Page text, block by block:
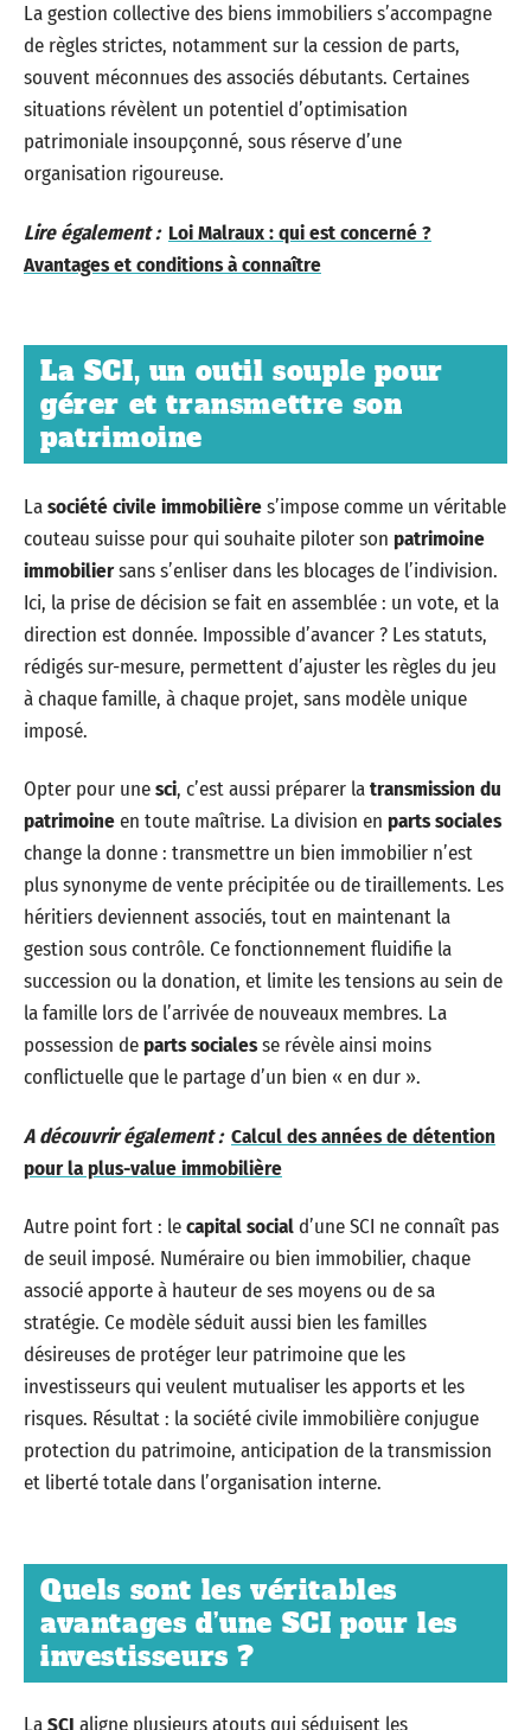
La gestion collective des biens immobiliers s’accompagne
de règles strictes, notamment sur la cession de parts,
souvent méconnues des associés débutants. Certaines
situations révèlent un potentiel d’optimisation
patrimoniale insoupçonné, sous réserve d’une
organisation rigoureuse.
Lire également : Loi Malraux : qui est concerné ?
Avantages et conditions à connaître
La SCI, un outil souple pour
gérer et transmettre son
patrimoine
Lasociété civile immobilières’impose comme un véritable
couteau suisse pour qui souhaite piloter son patrimoine
immobiliersans s’enliser dans les blocages de l’indivision.
Ici, la prise de décision se fait en assemblée : un vote, et la
direction est donnée. Impossible d’avancer ? Les statuts,
rédigés sur-mesure, permettent d’ajuster les règles du jeu
à chaque famille, à chaque projet, sans modèle unique
imposé.
Opter pour unesci, c’est aussi préparer latransmission du
patrimoineen toute maîtrise. La division en parts sociales
change la donne : transmettre un bien immobilier n’est
plus synonyme de vente précipitée ou de tiraillements. Les
héritiers deviennent associés, tout en maintenant la
gestion sous contrôle. Ce fonctionnement fluidifie la
succession ou la donation, et limite les tensions au sein de
la famille lors de l’arrivée de nouveaux membres. La
possession departs socialesse révèle ainsi moins
conflictuelle que le partage d’un bien « en dur ».
A découvrir également : Calcul des années de détention
pour la plus-value immobilière
Autre point fort : lecapital sociald’une SCI ne connaît pas
de seuil imposé. Numéraire ou bien immobilier, chaque
associé apporte à hauteur de ses moyens ou de sa
stratégie. Ce modèle séduit aussi bien les familles
désireuses de protéger leur patrimoine que les
investisseurs qui veulent mutualiser les apports et les
risques. Résultat : la société civile immobilière conjugue
protection du patrimoine, anticipation de la transmission
et liberté totale dans l’organisation interne.
Quels sont les véritables
avantages d’une SCI pour les
investisseurs ?
LaSCI aligne plusieurs atouts qui séduisent les